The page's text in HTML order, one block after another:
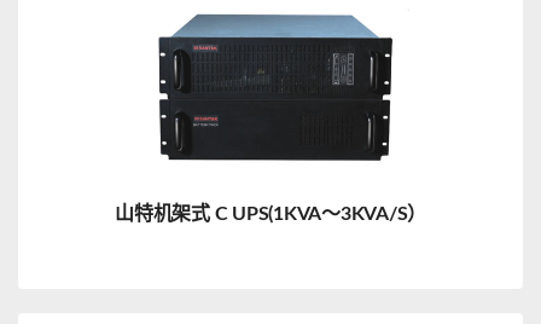
山特机架式 C UPS(1KVA～3KVA/S）